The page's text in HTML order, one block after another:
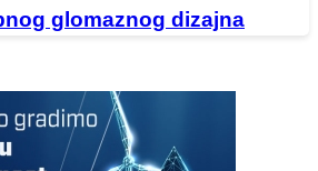
glomaznog dizajna